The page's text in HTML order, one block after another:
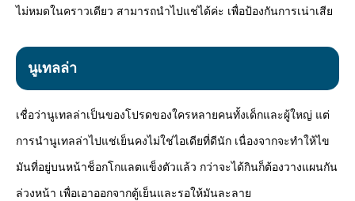
ไม่หมดในคราวเดียว สามารถนำไปแช่ได้ค่ะ เพื่อป้องกันการเน่าเสีย
นูเทลล่า
เชื่อว่านูเทลล่าเป็นของโปรดของใครหลายคนทั้งเด็กและผู้ใหญ่ แต่
การนำนูเทลล่าไปแช่เย็นคงไม่ใช่ไอเดียที่ดีนัก เนื่องจากจะทำให้ไข
มันที่อยู่บนหน้าช็อกโกแลตแข็งตัวแล้ว กว่าจะได้กินก็ต้องวางแผนกัน
ล่วงหน้า เพื่อเอาออกจากตู้เย็นและรอให้มันละลาย